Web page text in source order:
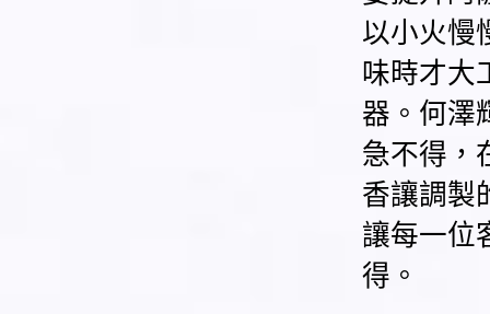
以小火慢
味時才大
器。何澤
急不得，
香讓調製
讓每一位
得。